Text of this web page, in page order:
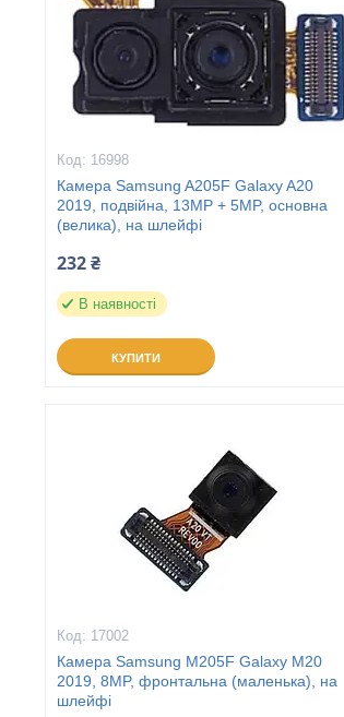
16998
Камера Samsung A205F Galaxy A20
2019, подвійна, 13MP + 5MP, основна
(велика), на шлейфі
232 ₴
В наявності
КУПИТИ
17002
Камера Samsung M205F Galaxy M20
2019, 8MP, фронтальна (маленька), на
шлейфі